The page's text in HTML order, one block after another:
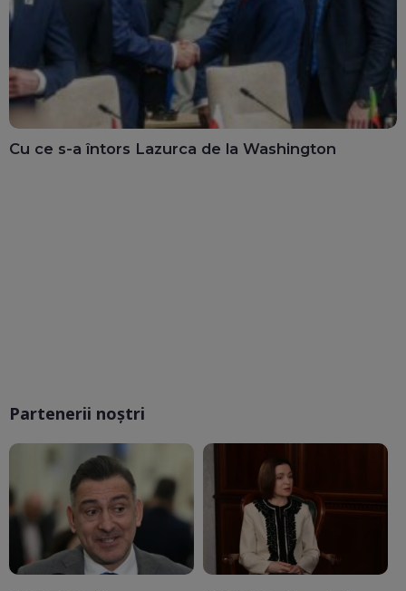
Cu ce s-a întors Lazurca de la Washington
Partenerii noștri